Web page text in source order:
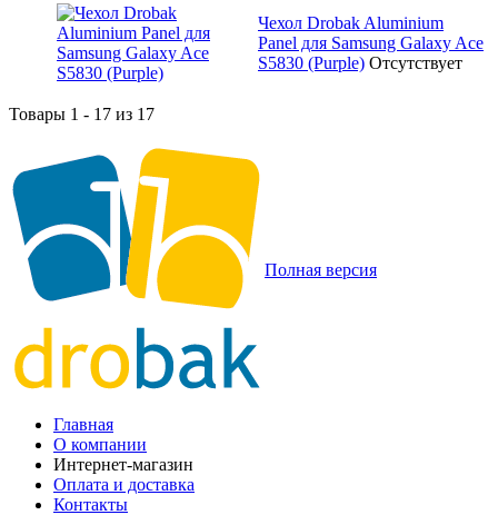
Чехол Drobak Aluminium
Panel для Samsung Galaxy Ace
S5830 (Purple) Отсутствует
Товары 1 - 17 из 17
Полная версия
Главная
О компании
Интернет-магазин
Оплата и доставка
Контакты